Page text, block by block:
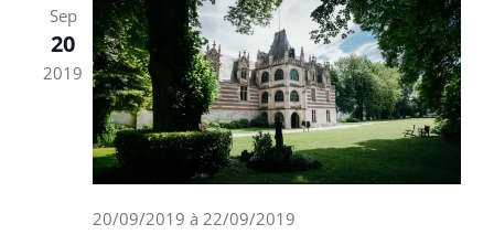
de
vues
Sep
20
2019
20/09/2019 à 22/09/2019